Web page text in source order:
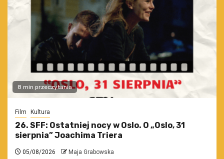
8 min przeczytania
Film Kultura
26. SFF: Ostatniej nocy w Oslo. O „Oslo, 31
sierpnia” Joachima Triera
05/08/2026 Maja Grabowska